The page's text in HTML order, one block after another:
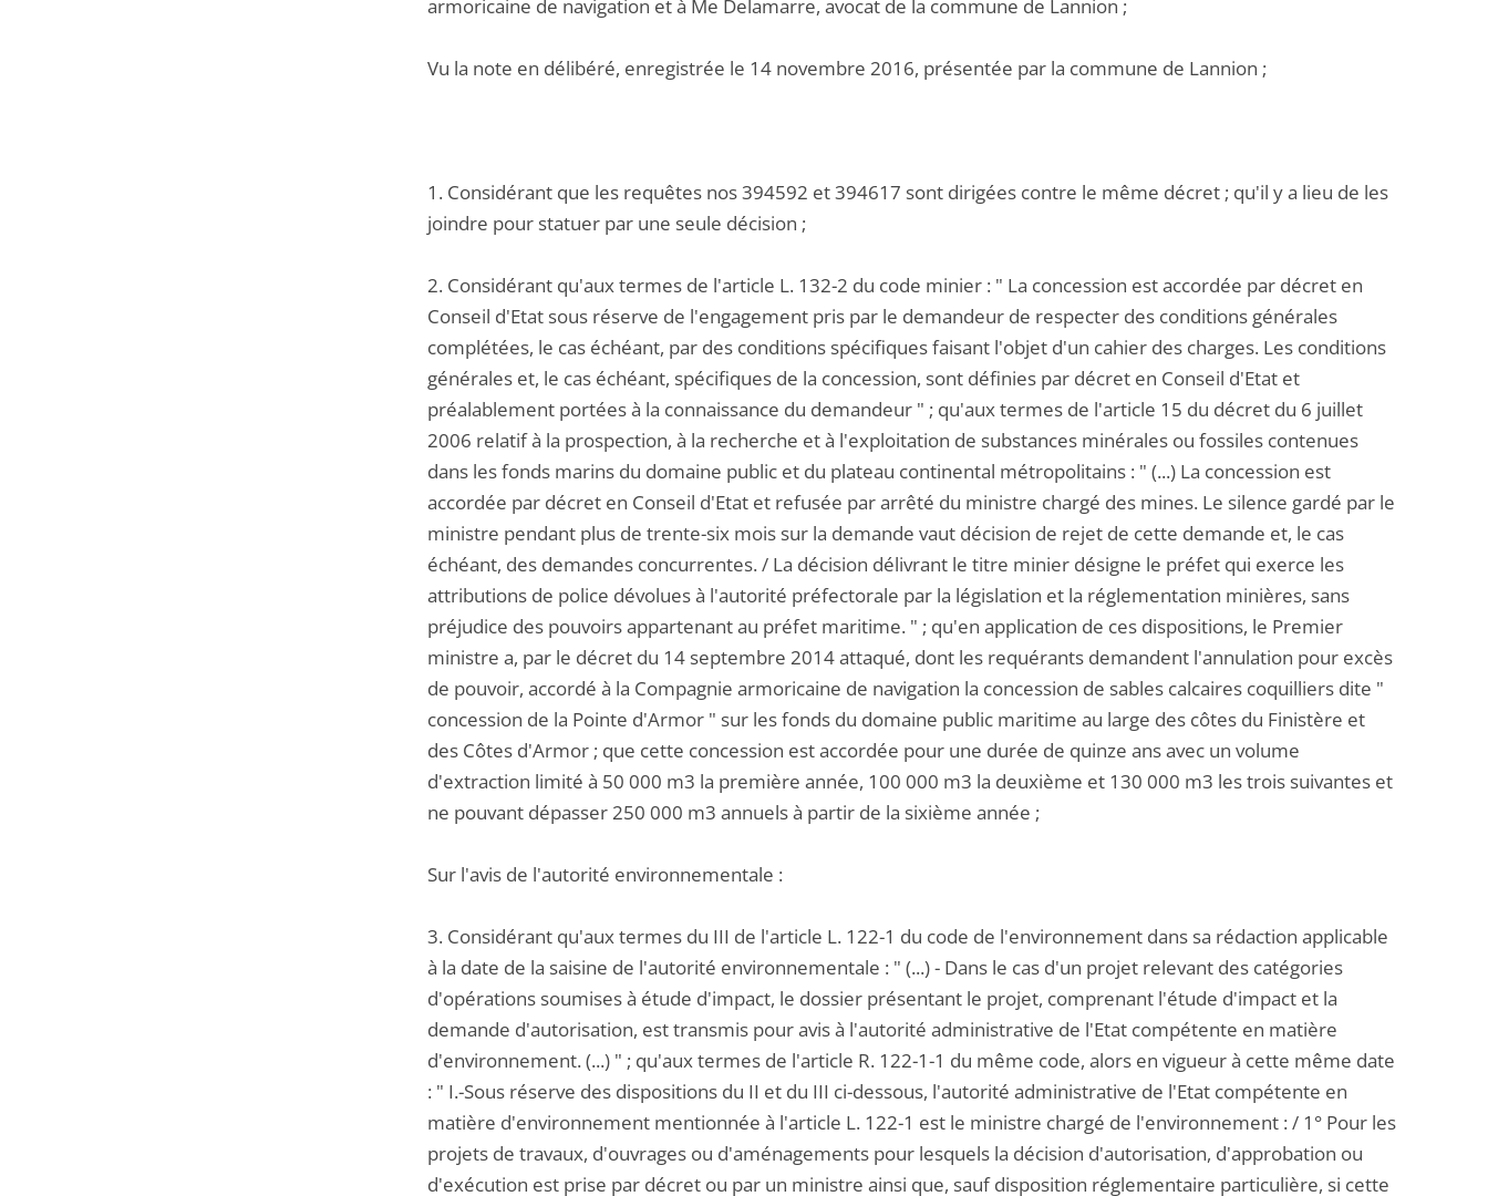
armoricaine de navigation et à Me Delamarre, avocat de la commune de Lannion ;
Vu la note en délibéré, enregistrée le 14 novembre 2016, présentée par la commune de Lannion ;
1. Considérant que les requêtes nos 394592 et 394617 sont dirigées contre le même décret ; qu'il y a lieu de les
joindre pour statuer par une seule décision ;
2. Considérant qu'aux termes de l'article L. 132-2 du code minier : " La concession est accordée par décret en
Conseil d'Etat sous réserve de l'engagement pris par le demandeur de respecter des conditions générales
complétées, le cas échéant, par des conditions spécifiques faisant l'objet d'un cahier des charges. Les conditions
générales et, le cas échéant, spécifiques de la concession, sont définies par décret en Conseil d'Etat et
préalablement portées à la connaissance du demandeur " ; qu'aux termes de l'article 15 du décret du 6 juillet
2006 relatif à la prospection, à la recherche et à l'exploitation de substances minérales ou fossiles contenues
dans les fonds marins du domaine public et du plateau continental métropolitains : " (...) La concession est
accordée par décret en Conseil d'Etat et refusée par arrêté du ministre chargé des mines. Le silence gardé par le
ministre pendant plus de trente-six mois sur la demande vaut décision de rejet de cette demande et, le cas
échéant, des demandes concurrentes. / La décision délivrant le titre minier désigne le préfet qui exerce les
attributions de police dévolues à l'autorité préfectorale par la législation et la réglementation minières, sans
préjudice des pouvoirs appartenant au préfet maritime. " ; qu'en application de ces dispositions, le Premier
ministre a, par le décret du 14 septembre 2014 attaqué, dont les requérants demandent l'annulation pour excès
de pouvoir, accordé à la Compagnie armoricaine de navigation la concession de sables calcaires coquilliers dite "
concession de la Pointe d'Armor " sur les fonds du domaine public maritime au large des côtes du Finistère et
des Côtes d'Armor ; que cette concession est accordée pour une durée de quinze ans avec un volume
d'extraction limité à 50 000 m3 la première année, 100 000 m3 la deuxième et 130 000 m3 les trois suivantes et
ne pouvant dépasser 250 000 m3 annuels à partir de la sixième année ;
Sur l'avis de l'autorité environnementale :
3. Considérant qu'aux termes du III de l'article L. 122-1 du code de l'environnement dans sa rédaction applicable
à la date de la saisine de l'autorité environnementale : " (...) - Dans le cas d'un projet relevant des catégories
d'opérations soumises à étude d'impact, le dossier présentant le projet, comprenant l'étude d'impact et la
demande d'autorisation, est transmis pour avis à l'autorité administrative de l'Etat compétente en matière
d'environnement. (...) " ; qu'aux termes de l'article R. 122-1-1 du même code, alors en vigueur à cette même date
: " I.-Sous réserve des dispositions du II et du III ci-dessous, l'autorité administrative de l'Etat compétente en
matière d'environnement mentionnée à l'article L. 122-1 est le ministre chargé de l'environnement : / 1° Pour les
projets de travaux, d'ouvrages ou d'aménagements pour lesquels la décision d'autorisation, d'approbation ou
d'exécution est prise par décret ou par un ministre ainsi que, sauf disposition réglementaire particulière, si cette